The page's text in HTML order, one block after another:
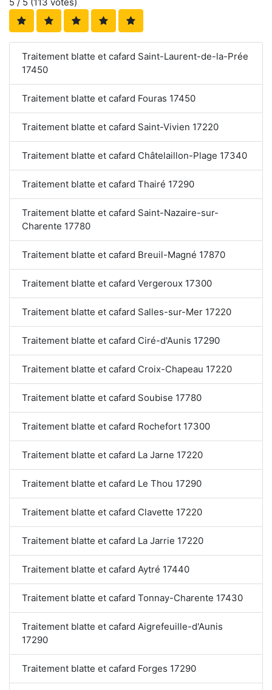
Traitement blatte et cafard Saint-Laurent-de-la-Prée
17450
Traitement blatte et cafard Fouras 17450
Traitement blatte et cafard Saint-Vivien 17220
Traitement blatte et cafard Châtelaillon-Plage 17340
Traitement blatte et cafard Thairé 17290
Traitement blatte et cafard Saint-Nazaire-sur-
Charente 17780
Traitement blatte et cafard Breuil-Magné 17870
Traitement blatte et cafard Vergeroux 17300
Traitement blatte et cafard Salles-sur-Mer 17220
Traitement blatte et cafard Ciré-d'Aunis 17290
Traitement blatte et cafard Croix-Chapeau 17220
Traitement blatte et cafard Soubise 17780
Traitement blatte et cafard Rochefort 17300
Traitement blatte et cafard La Jarne 17220
Traitement blatte et cafard Le Thou 17290
Traitement blatte et cafard Clavette 17220
Traitement blatte et cafard La Jarrie 17220
Traitement blatte et cafard Aytré 17440
Traitement blatte et cafard Tonnay-Charente 17430
Traitement blatte et cafard Aigrefeuille-d'Aunis
17290
Traitement blatte et cafard Forges 17290